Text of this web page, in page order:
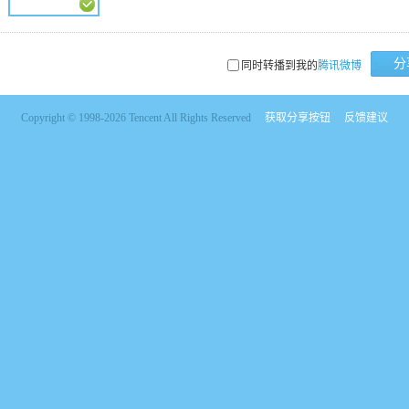
同时转播到我的腾讯微博 分
Copyright © 1998-2026 Tencent All Rights Reserved 获取分享按钮 反馈建议